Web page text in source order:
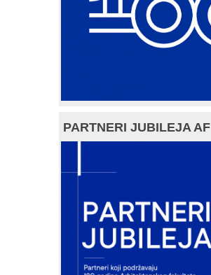
PARTNERI JUBILEJA AF